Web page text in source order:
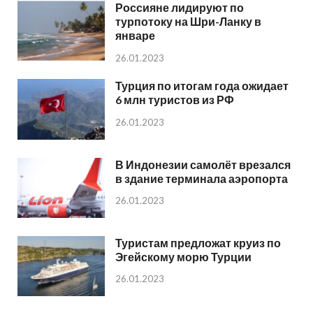
Россияне лидируют по
турпотоку на Шри-Ланку в
январе
26.01.2023
Турция по итогам года ожидает
6 млн туристов из РФ
26.01.2023
В Индонезии самолёт врезался
в здание терминала аэропорта
26.01.2023
Туристам предложат круиз по
Эгейскому морю Турции
26.01.2023